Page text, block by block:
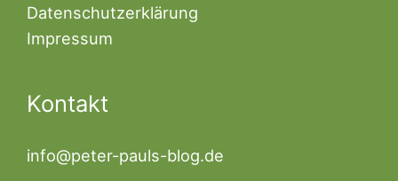
Datenschutzerklärung
Impressum
Kontakt
info@peter-pauls-blog.de